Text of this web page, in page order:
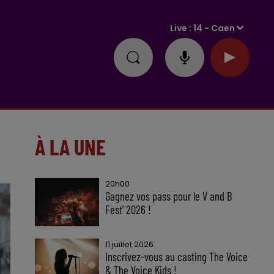
Live :14 - Caen
À LA UNE
20h00
Gagnez vos pass pour le V and B
Fest' 2026 !
11 juillet 2026
Inscrivez-vous au casting The Voice
& The Voice Kids !